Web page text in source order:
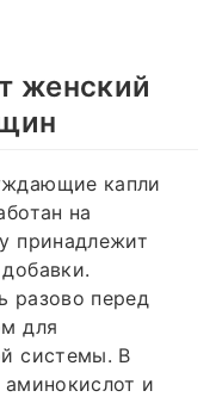
женский
капли
на
принадлежит
разово перед
для
системы. В
аминокислот и